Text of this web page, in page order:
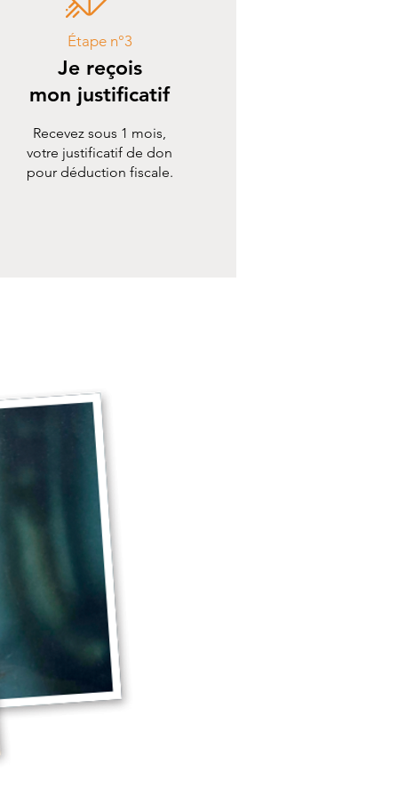
Étape n°3
Je reçois
mon justificatif
Recevez sous 1 mois,
votre justificatif de don
pour déduction fiscale.